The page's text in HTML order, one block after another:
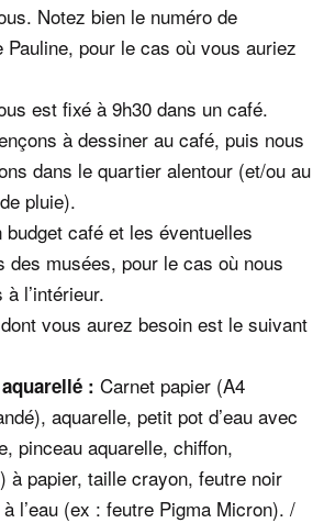
Notez bien le numéro de
Pauline, pour le cas où vous auriez
est fixé à 9h30 dans un café.
à dessiner au café, puis nous
dans le quartier alentour (et/ou au
pluie).
budget café et les éventuelles
des musées, pour le cas où nous
l’intérieur.
dont vous aurez besoin est le suivant
: Carnet papier (A4
aquarelle, petit pot d’eau avec
pinceau aquarelle, chiffon,
à papier, taille crayon, feutre noir
l’eau (ex : feutre Pigma Micron). /